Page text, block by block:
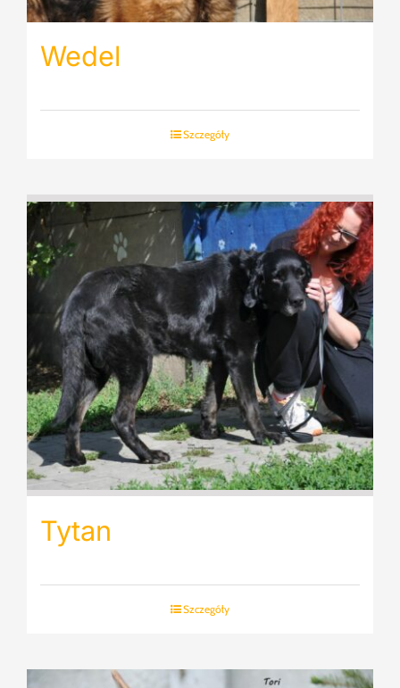
Wedel
Szczegóły
Tytan
Szczegóły